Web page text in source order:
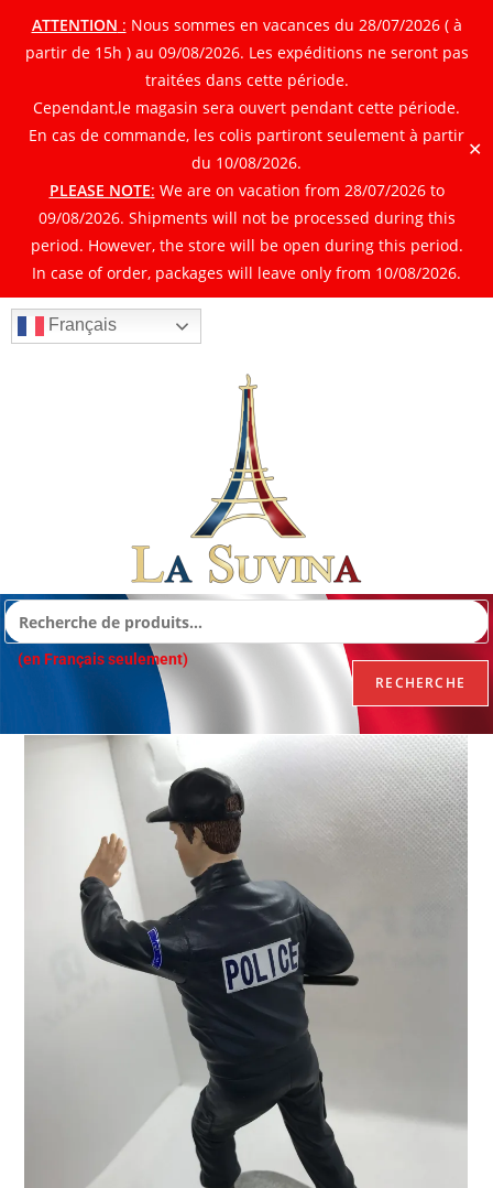
ATTENTION : Nous sommes en vacances du 28/07/2026 ( à
partir de 15h ) au 09/08/2026. Les expéditions ne seront pas
traitées dans cette période.
Cependant,le magasin sera ouvert pendant cette période.
En cas de commande, les colis partiront seulement à partir
du 10/08/2026.
PLEASE NOTE: We are on vacation from 28/07/2026 to
09/08/2026. Shipments will not be processed during this
period. However, the store will be open during this period.
In case of order, packages will leave only from 10/08/2026.
✕
Français
RECHERCHE
(en Français seulement)